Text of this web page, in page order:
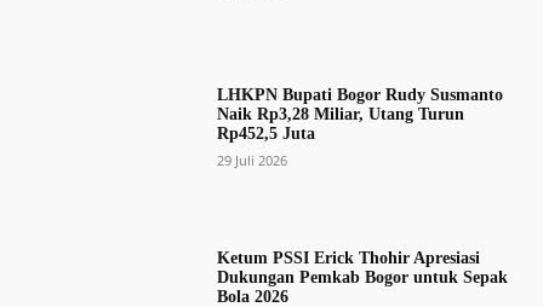
LHKPN Bupati Bogor Rudy Susmanto
Naik Rp3,28 Miliar, Utang Turun
Rp452,5 Juta
29 Juli 2026
Ketum PSSI Erick Thohir Apresiasi
Dukungan Pemkab Bogor untuk Sepak
Bola 2026